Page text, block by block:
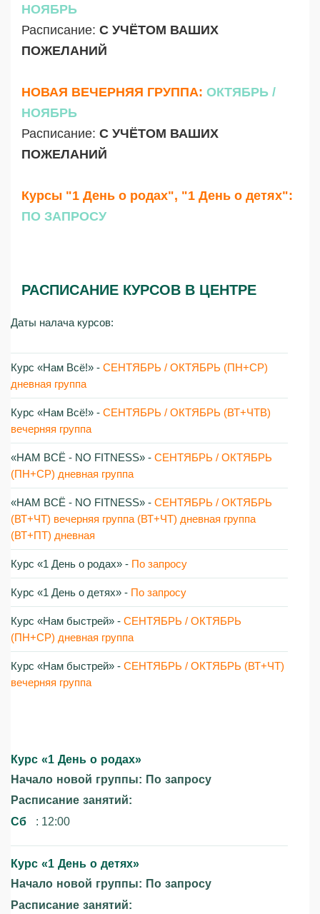
НОЯБРЬ
Расписание: С УЧЁТОМ ВАШИХ
ПОЖЕЛАНИЙ
НОВАЯ ВЕЧЕРНЯЯ ГРУППА: ОКТЯБРЬ /
НОЯБРЬ
Расписание: С УЧЁТОМ ВАШИХ
ПОЖЕЛАНИЙ
Курсы "1 День о родах", "1 День о детях":
ПО ЗАПРОСУ
РАСПИСАНИЕ КУРСОВ В ЦЕНТРЕ
Даты налача курсов:
Курс «Нам Всё!»‎ - СЕНТЯБРЬ / ОКТЯБРЬ (ПН+СР)
дневная группа
Курс «Нам Всё!»‎ - СЕНТЯБРЬ / ОКТЯБРЬ (ВТ+ЧТВ)
вечерняя группа
«НАМ ВСЁ - NO FITNESS»‎ - СЕНТЯБРЬ / ОКТЯБРЬ
(ПН+СР) дневная группа
«НАМ ВСЁ - NO FITNESS»‎ - СЕНТЯБРЬ / ОКТЯБРЬ
(ВТ+ЧТ) вечерняя группа (ВТ+ЧТ) дневная группа
(ВТ+ПТ) дневная
Курс «1 День о родах»‎ - По запросу
Курс «1 День о детях»‎ - По запросу
Курс «Нам быстрей»‎ - СЕНТЯБРЬ / ОКТЯБРЬ
(ПН+СР) дневная группа
Курс «Нам быстрей»‎ - СЕНТЯБРЬ / ОКТЯБРЬ (ВТ+ЧТ)
вечерняя группа
Курс «1 День о родах»‎
Начало новой группы: По запросу
Расписание занятий:
Сб
: 12:00
Курс «1 День о детях»‎
Начало новой группы: По запросу
Расписание занятий: